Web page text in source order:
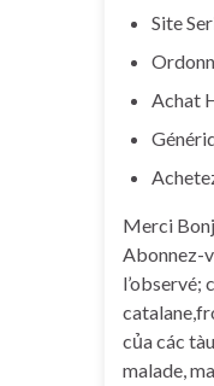
Site
Achat
Merci
Abonnez-
l’observé;
của các
malade,